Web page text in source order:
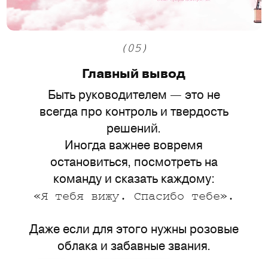
(05)
Главный вывод
Быть руководителем — это не
всегда про контроль и твердость
решений.
Иногда важнее вовремя
остановиться, посмотреть на
команду и сказать каждому:
«Я тебя вижу. Спасибо тебе».
Даже если для этого нужны розовые
облака и забавные звания.